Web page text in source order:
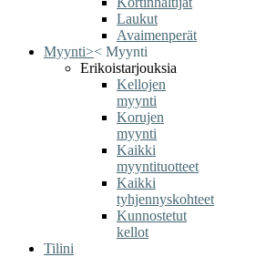
Laukut
Avaimenperät
Myynti>< Myynti
Erikoistarjouksia
Kellojen
myynti
Korujen
myynti
Kaikki
myyntituotteet
Kaikki
tyhjennyskohteet
Kunnostetut
kellot
Tilini